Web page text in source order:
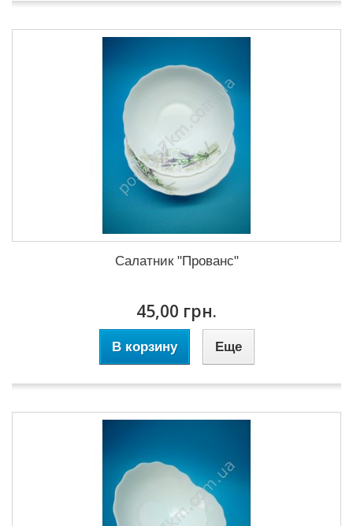
Салатник "Прованс"
45,00 грн.
В корзину Еще